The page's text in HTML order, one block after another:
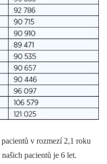
v rozmezí 2,1 roku
pacientů je 6 let.